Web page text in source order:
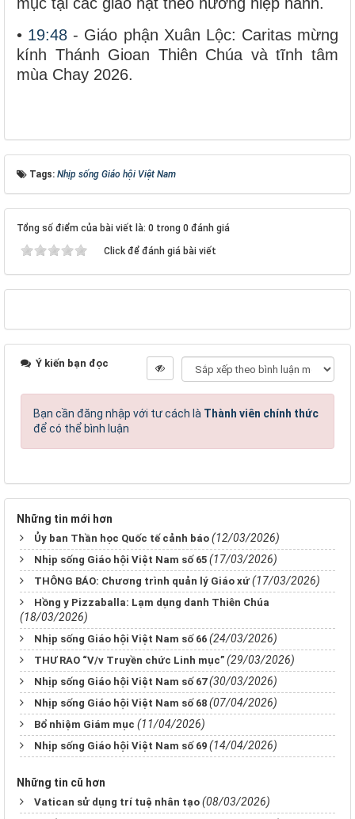
• 19:48 - Giáo phận Xuân Lộc: Caritas mừng
kính Thánh Gioan Thiên Chúa và tĩnh tâm
mùa Chay 2026.
Tags: Nhịp sống Giáo hội Việt Nam
Tổng số điểm của bài viết là: 0 trong 0 đánh giá
Click để đánh giá bài viết
Ý kiến bạn đọc
Bạn cần đăng nhập với tư cách là Thành viên chính thức
để có thể bình luận
Những tin mới hơn
Ủy ban Thần học Quốc tế cảnh báo (12/03/2026)
Nhịp sống Giáo hội Việt Nam số 65 (17/03/2026)
THÔNG BÁO: Chương trình quản lý Giáo xứ (17/03/2026)
Hồng y Pizzaballa: Lạm dụng danh Thiên Chúa
(18/03/2026)
Nhịp sống Giáo hội Việt Nam số 66 (24/03/2026)
THƯ RAO “V/v Truyền chức Linh mục” (29/03/2026)
Nhịp sống Giáo hội Việt Nam số 67 (30/03/2026)
Nhịp sống Giáo hội Việt Nam số 68 (07/04/2026)
Bổ nhiệm Giám mục (11/04/2026)
Nhịp sống Giáo hội Việt Nam số 69 (14/04/2026)
Những tin cũ hơn
Vatican sử dụng trí tuệ nhân tạo (08/03/2026)